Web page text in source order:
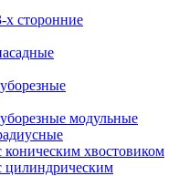
сторонние
модульные
хвостовиком
цилиндрическим